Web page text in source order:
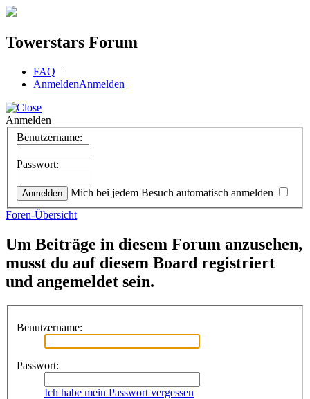
Towerstars Forum
FAQ |
AnmeldenAnmelden
Anmelden
Benutzername:
Passwort:
Mich bei jedem Besuch automatisch anmelden
Foren-Übersicht
Um Beiträge in diesem Forum anzusehen,
musst du auf diesem Board registriert
und angemeldet sein.
Benutzername:
Passwort:
Ich habe mein Passwort vergessen